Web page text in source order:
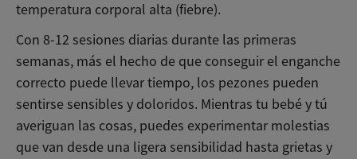
temperatura corporal alta (fiebre).
Con 8-12 sesiones diarias durante las primeras
semanas, más el hecho de que conseguir el enganche
correcto puede llevar tiempo, los pezones pueden
sentirse sensibles y doloridos. Mientras tu bebé y tú
averiguan las cosas, puedes experimentar molestias
que van desde una ligera sensibilidad hasta grietas y